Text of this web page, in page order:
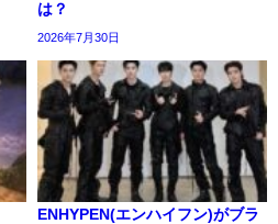
は？
2026年7月30日
ENHYPEN(エンハイフン)がブラ